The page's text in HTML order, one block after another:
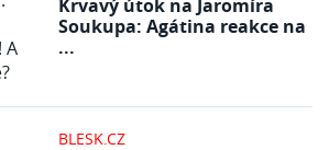
Krvavý útok na Jaromíra
Soukupa: Agátina reakce na
...
BLESK.CZ